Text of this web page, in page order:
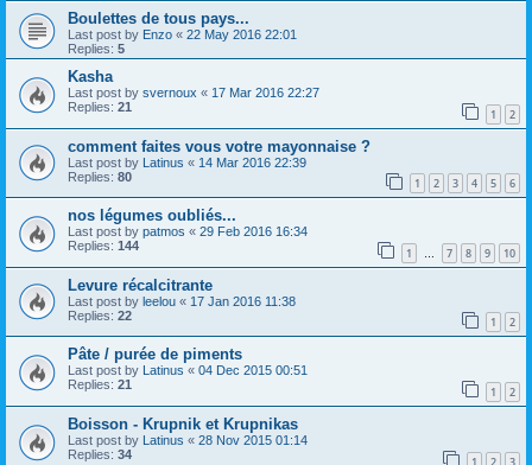
Boulettes de tous pays...
Last post by Enzo « 22 May 2016 22:01
Replies: 5
Kasha
Last post by svernoux « 17 Mar 2016 22:27
Replies: 21 1 2
comment faites vous votre mayonnaise ?
Last post by Latinus « 14 Mar 2016 22:39
Replies: 80 1 2 3 4 5 6
nos légumes oubliés...
Last post by patmos « 29 Feb 2016 16:34
Replies: 144 1 … 7 8 9 10
Levure récalcitrante
Last post by leelou « 17 Jan 2016 11:38
Replies: 22 1 2
Pâte / purée de piments
Last post by Latinus « 04 Dec 2015 00:51
Replies: 21 1 2
Boisson - Krupnik et Krupnikas
Last post by Latinus « 28 Nov 2015 01:14
Replies: 34 1 2 3